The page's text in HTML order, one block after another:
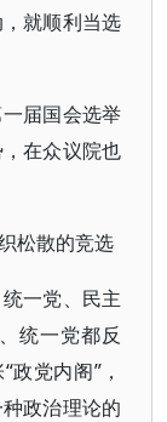
就顺利当选
届国会选举
在众议院也
松散的竞选
一党、民主
统一党都反
党内阁”，
政治理论的